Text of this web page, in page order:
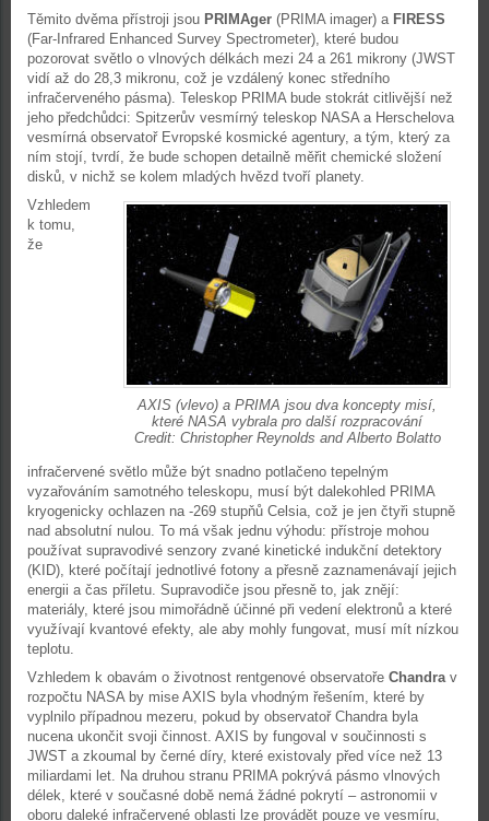
Těmito dvěma přístroji jsou PRIMAger (PRIMA imager) a FIRESS
(Far-Infrared Enhanced Survey Spectrometer), které budou
pozorovat světlo o vlnových délkách mezi 24 a 261 mikrony (JWST
vidí až do 28,3 mikronu, což je vzdálený konec středního
infračerveného pásma). Teleskop PRIMA bude stokrát citlivější než
jeho předchůdci: Spitzerův vesmírný teleskop NASA a Herschelova
vesmírná observatoř Evropské kosmické agentury, a tým, který za
ním stojí, tvrdí, že bude schopen detailně měřit chemické složení
disků, v nichž se kolem mladých hvězd tvoří planety.
AXIS (vlevo) a PRIMA jsou dva koncepty misí,
které NASA vybrala pro další rozpracování
Credit: Christopher Reynolds and Alberto Bolatto
Vzhledem
k tomu,
že
infračervené světlo může být snadno potlačeno tepelným
vyzařováním samotného teleskopu, musí být dalekohled PRIMA
kryogenicky ochlazen na -269 stupňů Celsia, což je jen čtyři stupně
nad absolutní nulou. To má však jednu výhodu: přístroje mohou
používat supravodivé senzory zvané kinetické indukční detektory
(KID), které počítají jednotlivé fotony a přesně zaznamenávají jejich
energii a čas příletu. Supravodiče jsou přesně to, jak znějí:
materiály, které jsou mimořádně účinné při vedení elektronů a které
využívají kvantové efekty, ale aby mohly fungovat, musí mít nízkou
teplotu.
Vzhledem k obavám o životnost rentgenové observatoře Chandra v
rozpočtu NASA by mise AXIS byla vhodným řešením, které by
vyplnilo případnou mezeru, pokud by observatoř Chandra byla
nucena ukončit svoji činnost. AXIS by fungoval v součinnosti s
JWST a zkoumal by černé díry, které existovaly před více než 13
miliardami let. Na druhou stranu PRIMA pokrývá pásmo vlnových
délek, které v současné době nemá žádné pokrytí – astronomii v
oboru daleké infračervené oblasti lze provádět pouze ve vesmíru,